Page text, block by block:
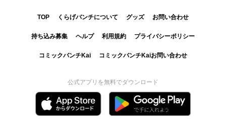
TOP くらげバンチについて グッズ お問い合わせ
持ち込み募集 ヘルプ 利用規約 プライバシーポリシー
コミックバンチKai コミックバンチKaiお問い合わせ
公式アプリを無料でダウンロード